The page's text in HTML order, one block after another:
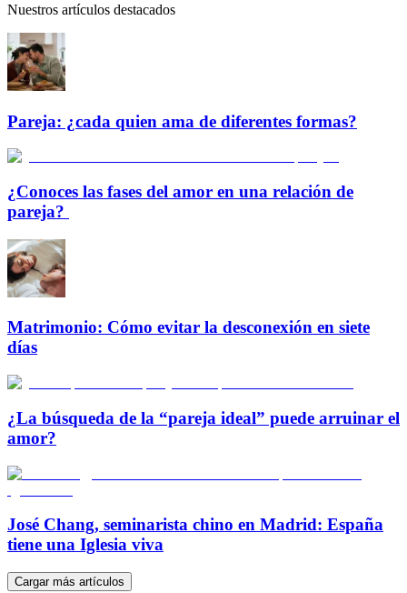
Nuestros artículos destacados
Pareja: ¿cada quien ama de diferentes formas?
¿Conoces las fases del amor en una relación de
pareja?
Matrimonio: Cómo evitar la desconexión en siete
días
¿La búsqueda de la “pareja ideal” puede arruinar el
amor?
José Chang, seminarista chino en Madrid: España
tiene una Iglesia viva
Cargar más artículos